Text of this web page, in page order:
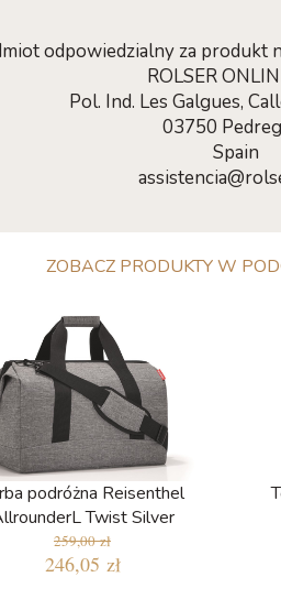
odpowiedzialny za produkt
ROLSER
Pol. Ind. Les Galgues,
03750
Spain
ZOBACZ PRODUKTY W
podróżna Reisenthel
Twist Silver
259,00 zł
246,05 zł